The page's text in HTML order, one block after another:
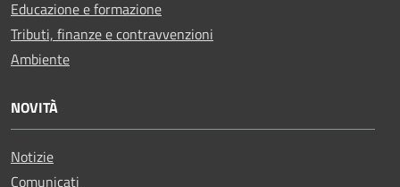
Educazione e formazione
Tributi, finanze e contravvenzioni
Ambiente
NOVITÀ
Notizie
Comunicati